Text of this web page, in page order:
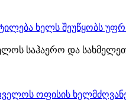
ხელს შეუწყობს
საჰაერო და
ოფისის